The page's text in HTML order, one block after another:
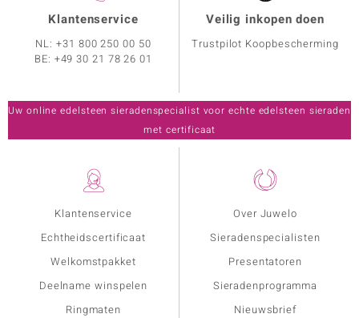
Klantenservice
Echtheidscertificaat
Welkomstpakket
Deelname winspelen
Ringmaten
Over Juwelo
Sieradenspecialisten
Presentatoren
Sieradenprogramma
Nieuwsbrief
Klantenservice
NL:+31 800 250 00 50
BE: +49 30 21 78 26 01
Veilig inkopen doen
Trustpilot Koopbescherming
Uw online edelsteen sieradenspecialist voor echte edelsteen sieraden
met certificaat